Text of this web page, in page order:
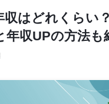
収はどれくらい
年収UPの方法も